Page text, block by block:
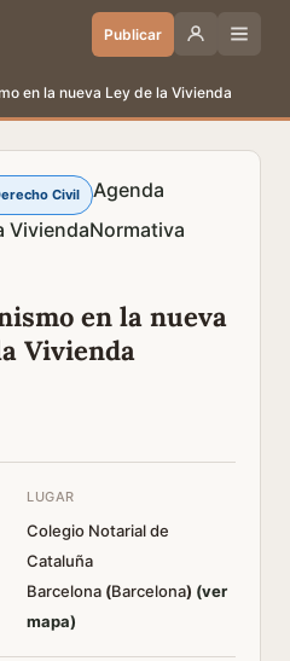
Publicar
en la nueva Ley de la Vivienda
Civil
Agenda
ViviendaNormativa
en la nueva
Vivienda
LUGAR
Colegio Notarial de
Cataluña
Barcelona (Barcelona) (ver
mapa)